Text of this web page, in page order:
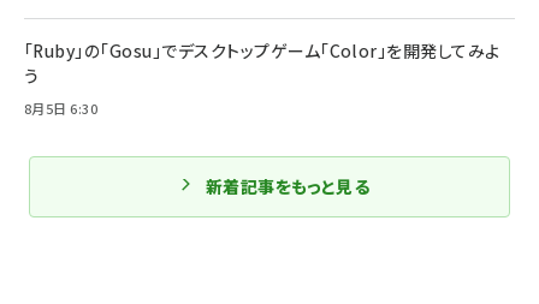
「Ruby」の「Gosu」でデスクトップゲーム「Color」を開発してみよ
う
8月5日 6:30
新着記事をもっと見る